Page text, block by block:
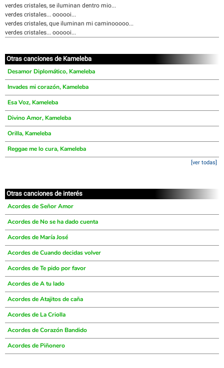
verdes cristales, se iluminan dentro mio...
verdes cristales... oooooi...
verdes cristales, que iluminan mi caminooooo...
verdes cristales... oooooi...
Otras canciones de Kameleba
Desamor Diplomático, Kameleba
Invades mi corazón, Kameleba
Esa Voz, Kameleba
Divino Amor, Kameleba
Orilla, Kameleba
Reggae me lo cura, Kameleba
[ver todas]
Otras canciones de interés
Acordes de Señor Amor
Acordes de No se ha dado cuenta
Acordes de María José
Acordes de Cuando decidas volver
Acordes de Te pido por favor
Acordes de A tu lado
Acordes de Atajitos de caña
Acordes de La Criolla
Acordes de Corazón Bandido
Acordes de Piñonero